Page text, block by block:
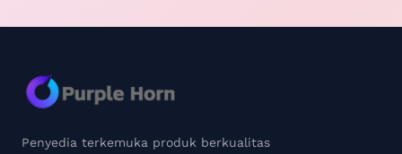
Penyedia terkemuka produk berkualitas